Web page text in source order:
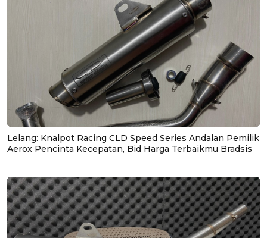
Lelang: Knalpot Racing CLD Speed Series Andalan Pemilik
Aerox Pencinta Kecepatan, Bid Harga Terbaikmu Bradsis